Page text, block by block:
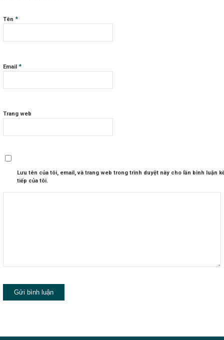
Tên*
Email*
Trang web
Lưu tên của tôi, email, và trang web trong trình duyệt này cho lần bình luận
tiếp của tôi.